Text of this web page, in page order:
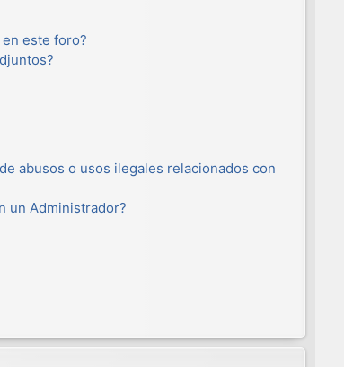
este foro?
abusos o usos ilegales relacionados con
un Administrador?